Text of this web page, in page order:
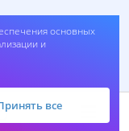
основных
и
все